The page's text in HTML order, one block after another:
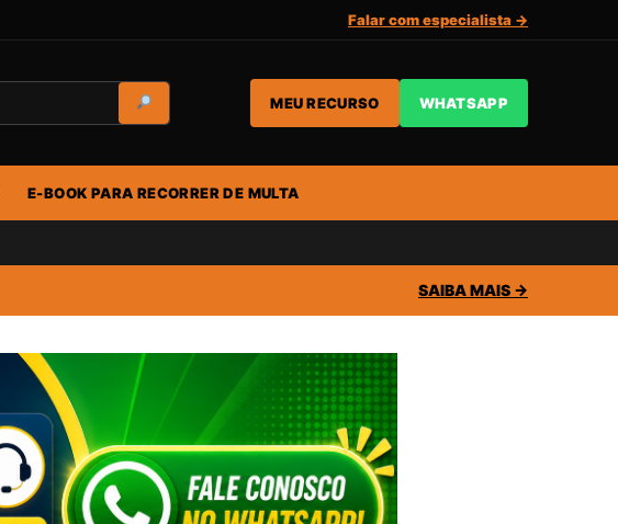
Falar com especialista →
MEU RECURSO WHATSAPP
E-BOOK PARA RECORRER DE MULTA
SAIBA MAIS →